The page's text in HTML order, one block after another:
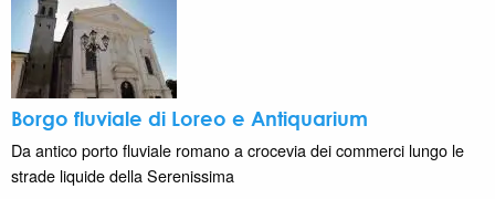
Borgo fluviale di Loreo e Antiquarium
Da antico porto fluviale romano a crocevia dei commerci lungo le
strade liquide della Serenissima